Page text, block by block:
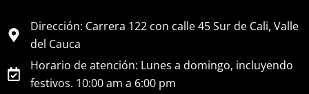
Dirección: Carrera 122 con calle 45 Sur de Cali, Valle
del Cauca
Horario de atención: Lunes a domingo, incluyendo
festivos. 10:00 am a 6:00 pm​